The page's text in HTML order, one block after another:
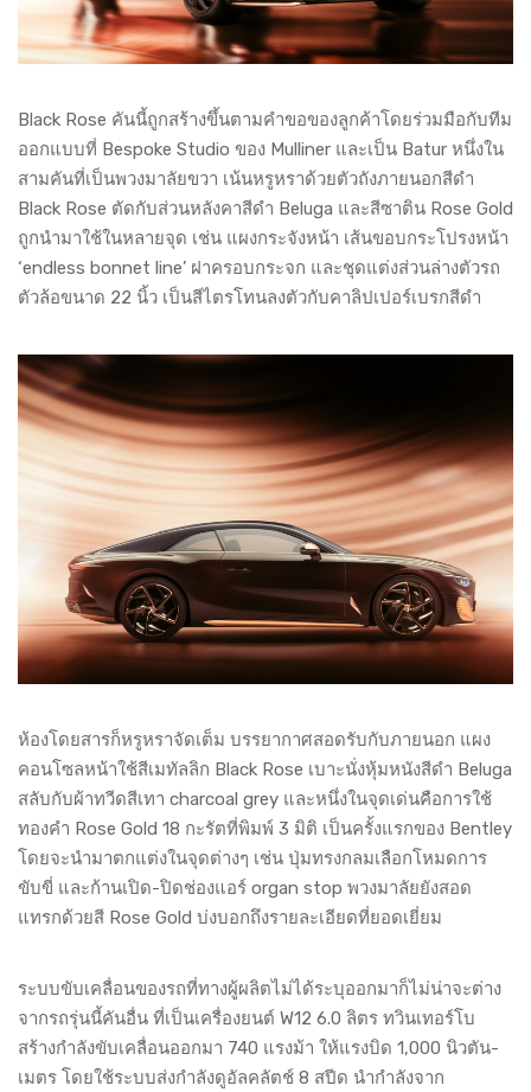
Black Rose คันนี้ถูกสร้างขึ้นตามคำขอของลูกค้าโดยร่วมมือกับทีม
ออกแบบที่ Bespoke Studio ของ Mulliner และเป็น Batur หนึ่งใน
สามคันที่เป็นพวงมาลัยขวา เน้นหรูหราด้วยตัวถังภายนอกสีดำ
Black Rose ตัดกับส่วนหลังคาสีดำ Beluga และสีซาติน Rose Gold
ถูกนำมาใช้ในหลายจุด เช่น แผงกระจังหน้า เส้นขอบกระโปรงหน้า
‘endless bonnet line’ ฝาครอบกระจก และชุดแต่งส่วนล่างตัวรถ
ตัวล้อขนาด 22 นิ้ว เป็นสีไตรโทนลงตัวกับคาลิปเปอร์เบรกสีดำ
ห้องโดยสารก็หรูหราจัดเต็ม บรรยากาศสอดรับกับภายนอก แผง
คอนโซลหน้าใช้สีเมทัลลิก Black Rose เบาะนั่งหุ้มหนังสีดำ Beluga
สลับกับผ้าทวีดสีเทา charcoal grey และหนึ่งในจุดเด่นคือการใช้
ทองคำ Rose Gold 18 กะรัตที่พิมพ์ 3 มิติ เป็นครั้งแรกของ Bentley
โดยจะนำมาตกแต่งในจุดต่างๆ เช่น ปุ่มทรงกลมเลือกโหมดการ
ขับขี่ และก้านเปิด-ปิดช่องแอร์ organ stop พวงมาลัยยังสอด
แทรกด้วยสี Rose Gold บ่งบอกถึงรายละเอียดที่ยอดเยี่ยม
ระบบขับเคลื่อนของรถที่ทางผู้ผลิตไม่ได้ระบุออกมาก็ไม่น่าจะต่าง
จากรถรุ่นนี้คันอื่น ที่เป็นเครื่องยนต์ W12 6.0 ลิตร ทวินเทอร์โบ
สร้างกำลังขับเคลื่อนออกมา 740 แรงม้า ให้แรงบิด 1,000 นิวตัน-
เมตร โดยใช้ระบบส่งกำลังดูอัลคลัตช์ 8 สปีด นำกำลังจาก